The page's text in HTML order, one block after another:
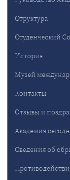
Структура
Студенческий
История
Музей
Контакты
Отзывы и
Академия
Сведения об